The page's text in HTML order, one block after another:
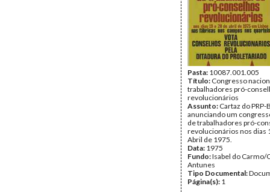
Pasta: 10087.001.005
Título: Congresso
trabalhadores pró-
revolucionários
Assunto: Cartaz do PRP-
anunciando um
de trabalhadores pró-
revolucionários nos dias
Abril de 1975.
Data: 1975
Fundo:Isabel do Carmo/
Antunes
Tipo Documental:
Página(s): 1